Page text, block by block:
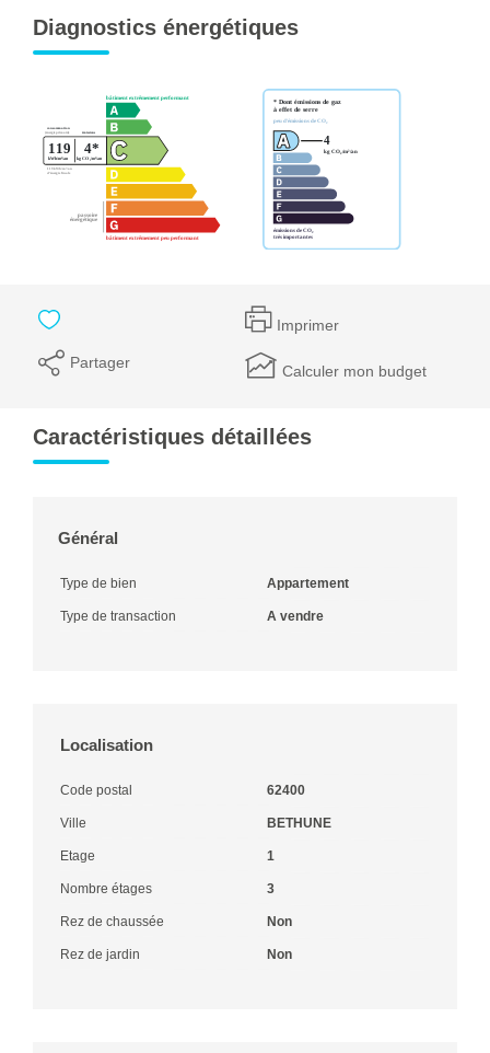
Diagnostics énergétiques
Imprimer
Partager Calculer mon budget
Caractéristiques détaillées
Général
Type de bien Appartement
Type de transaction A vendre
Localisation
Code postal 62400
Ville BETHUNE
Etage 1
Nombre étages 3
Rez de chaussée Non
Rez de jardin Non